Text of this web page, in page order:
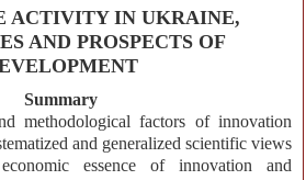
ACTIVITY IN UKRAINE,
AND PROSPECTS OF
Summary
methodological factors of innovation
and generalized scientific views
essence of innovation and